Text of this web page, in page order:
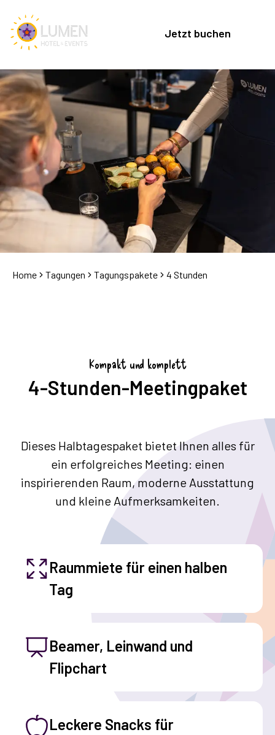
Jetzt buchen
Home Tagungen Tagungspakete 4 Stunden
Kompakt und komplett
4-Stunden-Meetingpaket
Dieses Halbtagespaket bietet Ihnen alles für
ein erfolgreiches Meeting: einen
inspirierenden Raum, moderne Ausstattung
und kleine Aufmerksamkeiten.
Raummiete für einen halben
Tag
Beamer, Leinwand und
Flipchart
Leckere Snacks für